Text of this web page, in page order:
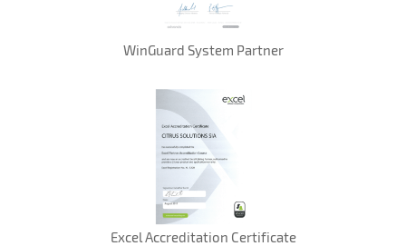
WinGuard System Partner
Excel Accreditation Certificate